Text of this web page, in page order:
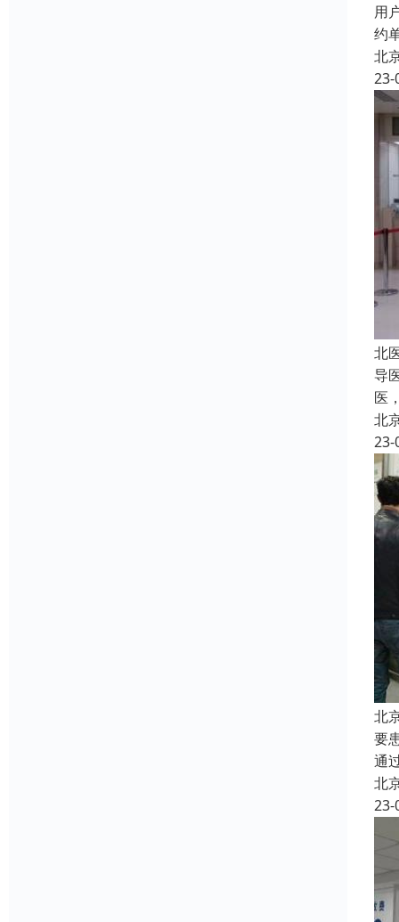
用
约
北
23-
北
导
医
北
23-
北
要
通
北
23-